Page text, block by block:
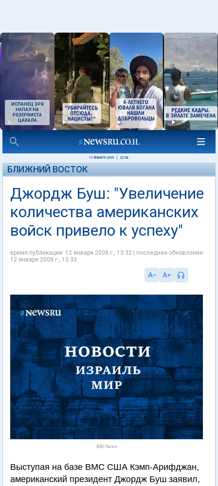
ИСПАНЕЦ ЗРЯ
НАПАЛ НА
РЕЗЕРВИСТА
ЦАХАЛА
12 ЯНВАРЯ 2008 22:54
БЛИЖНИЙ ВОСТОК
Джордж Буш: "Увеличение
количества американских
войск привело к успеху"
время публикации: 12 января 2008 г., 13:32 | последнее обновление:
12 января 2008 г., 13:33
BBC News
Выступая на базе ВМС США Кэмп-Арифджан,
американский президент Джордж Буш заявил,